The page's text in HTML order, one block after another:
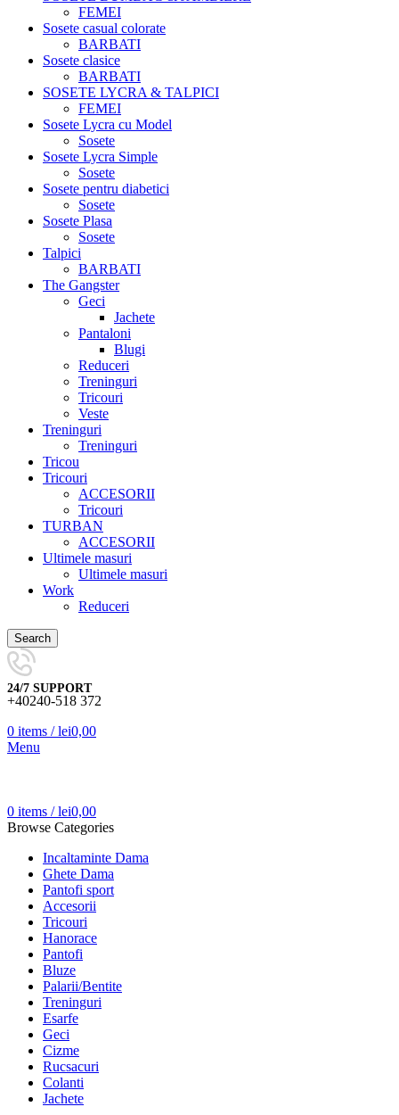
FEMEI
Sosete casual colorate
BARBATI
Sosete clasice
BARBATI
SOSETE LYCRA & TALPICI
FEMEI
Sosete Lycra cu Model
Sosete
Sosete Lycra Simple
Sosete
Sosete pentru diabetici
Sosete
Sosete Plasa
Sosete
Talpici
BARBATI
The Gangster
Geci
Jachete
Pantaloni
Blugi
Reduceri
Treninguri
Tricouri
Veste
Treninguri
Treninguri
Tricou
Tricouri
ACCESORII
Tricouri
TURBAN
ACCESORII
Ultimele masuri
Ultimele masuri
Work
Reduceri
Search
24/7 SUPPORT
+40240-518 372
0 items / lei0,00
Menu
0 items / lei0,00
Browse Categories
Incaltaminte Dama
Ghete Dama
Pantofi sport
Accesorii
Tricouri
Hanorace
Pantofi
Bluze
Palarii/Bentite
Treninguri
Esarfe
Geci
Cizme
Rucsacuri
Colanti
Jachete